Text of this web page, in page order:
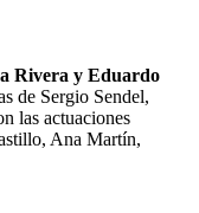
Rivera y Eduardo
de Sergio Sendel,
las actuaciones
Ana Martín,